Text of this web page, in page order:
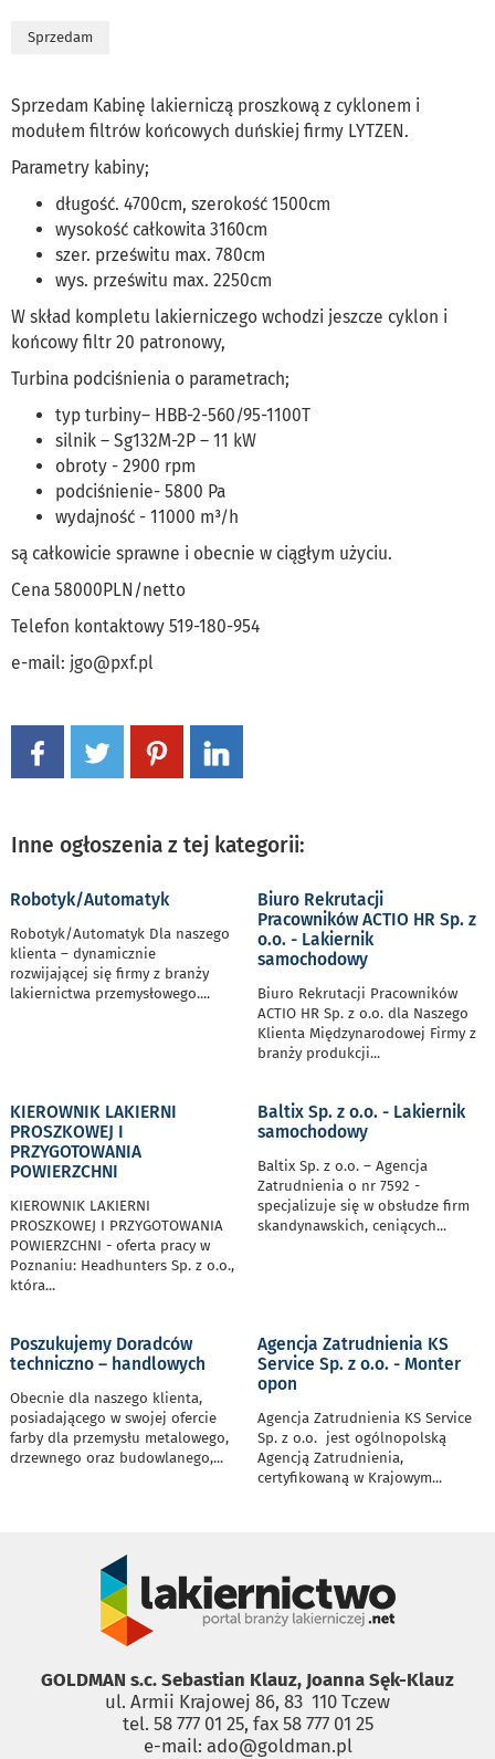
Sprzedam
Sprzedam Kabinę lakierniczą proszkową z cyklonem i
modułem filtrów końcowych duńskiej firmy LYTZEN.
Parametry kabiny;
długość. 4700cm, szerokość 1500cm
wysokość całkowita 3160cm
szer. prześwitu max. 780cm
wys. prześwitu max. 2250cm
W skład kompletu lakierniczego wchodzi jeszcze cyklon i
końcowy filtr 20 patronowy,
Turbina podciśnienia o parametrach;
typ turbiny– HBB-2-560/95-1100T
silnik – Sg132M-2P – 11 kW
obroty - 2900 rpm
podciśnienie- 5800 Pa
wydajność - 11000 m³/h
są całkowicie sprawne i obecnie w ciągłym użyciu.
Cena 58000PLN/netto
Telefon kontaktowy 519-180-954
e-mail: jgo@pxf.pl
Inne ogłoszenia z tej kategorii:
Robotyk/Automatyk
Robotyk/Automatyk Dla naszego
klienta – dynamicznie
rozwijającej się firmy z branży
lakiernictwa przemysłowego....
Biuro Rekrutacji
Pracowników ACTIO HR Sp. z
o.o. - Lakiernik
samochodowy
Biuro Rekrutacji Pracowników
ACTIO HR Sp. z o.o. dla Naszego
Klienta Międzynarodowej Firmy z
branży produkcji...
KIEROWNIK LAKIERNI
PROSZKOWEJ I
PRZYGOTOWANIA
POWIERZCHNI
KIEROWNIK LAKIERNI
PROSZKOWEJ I PRZYGOTOWANIA
POWIERZCHNI - oferta pracy w
Poznaniu: Headhunters Sp. z o.o.,
która...
Baltix Sp. z o.o. - Lakiernik
samochodowy
Baltix Sp. z o.o. – Agencja
Zatrudnienia o nr 7592 -
specjalizuje się w obsłudze firm
skandynawskich, ceniących...
Poszukujemy Doradców
techniczno – handlowych
Obecnie dla naszego klienta,
posiadającego w swojej ofercie
farby dla przemysłu metalowego,
drzewnego oraz budowlanego,...
Agencja Zatrudnienia KS
Service Sp. z o.o. - Monter
opon
Agencja Zatrudnienia KS Service
Sp. z o.o. jest ogólnopolską
Agencją Zatrudnienia,
certyfikowaną w Krajowym...
GOLDMAN s.c. Sebastian Klauz, Joanna Sęk-Klauz
ul. Armii Krajowej 86, 83 ­ 110 Tczew
tel. 58 777 01 25, fax 58 777 01 25
e-mail: ado@goldman.pl